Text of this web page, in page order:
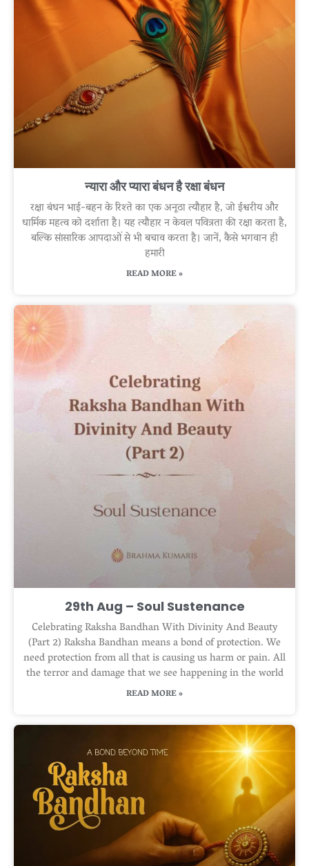
न्यारा और प्यारा बंधन है रक्षा बंधन
रक्षा बंधन भाई-बहन के रिश्ते का एक अनूठा त्यौहार है, जो ईश्वरीय और
धार्मिक महत्व को दर्शाता है। यह त्यौहार न केवल पवित्रता की रक्षा करता है,
बल्कि सांसारिक आपदाओं से भी बचाव करता है। जानें, कैसे भगवान ही
हमारी
READ MORE »
29th Aug – Soul Sustenance
Celebrating Raksha Bandhan With Divinity And Beauty
(Part 2) Raksha Bandhan means a bond of protection. We
need protection from all that is causing us harm or pain. All
the terror and damage that we see happening in the world
READ MORE »